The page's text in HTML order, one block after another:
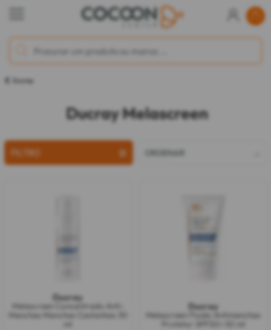
Ducray
Ducray Melascreen
ORDENAR
FILTRO
Ducray
Melascreen Concentrado Anti-
Manchas Manchas Castanhas 30
Ducray
Melascreen Fluido Antimanchas